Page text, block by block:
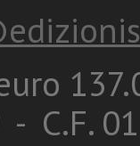
- C.F.